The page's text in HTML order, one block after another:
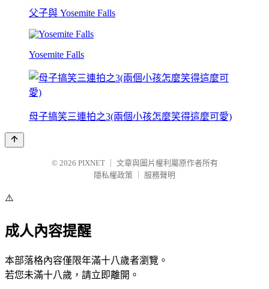
父子與 Yosemite Falls
Yosemite Falls
母子搞笑三連拍之3(兩個小孩怎麼笑得這麼可愛)
© 2026 PIXNET
文章與圖片權利屬原作者所有
隱私權政策
服務聲明
⚠️
成人內容提醒
本部落格內容僅限年滿十八歲者瀏覽。
若您未滿十八歲，請立即離開。